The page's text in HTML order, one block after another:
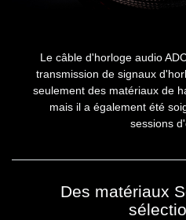
Le câble d'horloge audio
transmission de signaux
seulement des matériaux de
mais il a également été
sessions
Des matériaux